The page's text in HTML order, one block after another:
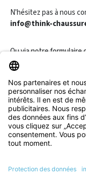
N'hésitez pas à nous
info@think-
Ou via notreformulaire
Révoquer un
Informations
Aide & Contact